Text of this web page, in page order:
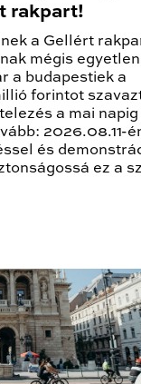
rakpart!
a Gellért
mégis egyetlen
a budapestiek a
forintot
a mai napig
2026.08.11-
és
ez a